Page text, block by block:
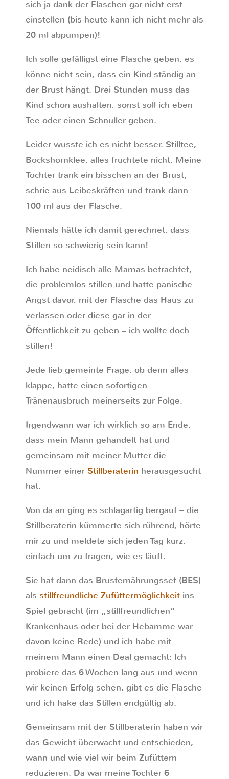
sich ja dank der Flaschen gar nicht erst
einstellen (bis heute kann ich nicht mehr als
20 ml abpumpen)!
Ich solle gefälligst eine Flasche geben, es
könne nicht sein, dass ein Kind ständig an
der Brust hängt. Drei Stunden muss das
Kind schon aushalten, sonst soll ich eben
Tee oder einen Schnuller geben.
Leider wusste ich es nicht besser. Stilltee,
Bockshornklee, alles fruchtete nicht. Meine
Tochter trank ein bisschen an der Brust,
schrie aus Leibeskräften und trank dann
100 ml aus der Flasche.
Niemals hätte ich damit gerechnet, dass
Stillen so schwierig sein kann!
Ich habe neidisch alle Mamas betrachtet,
die problemlos stillen und hatte panische
Angst davor, mit der Flasche das Haus zu
verlassen oder diese gar in der
Öffentlichkeit zu geben – ich wollte doch
stillen!
Jede lieb gemeinte Frage, ob denn alles
klappe, hatte einen sofortigen
Tränenausbruch meinerseits zur Folge.
Irgendwann war ich wirklich so am Ende,
dass mein Mann gehandelt hat und
gemeinsam mit meiner Mutter die
Nummer einer Stillberaterin herausgesucht
hat.
Von da an ging es schlagartig bergauf – die
Stillberaterin kümmerte sich rührend, hörte
mir zu und meldete sich jeden Tag kurz,
einfach um zu fragen, wie es läuft.
Sie hat dann das Brusternährungsset (BES)
als stillfreundliche Zufüttermöglichkeit ins
Spiel gebracht (im „stillfreundlichen“
Krankenhaus oder bei der Hebamme war
davon keine Rede) und ich habe mit
meinem Mann einen Deal gemacht: Ich
probiere das 6 Wochen lang aus und wenn
wir keinen Erfolg sehen, gibt es die Flasche
und ich hake das Stillen endgültig ab.
Gemeinsam mit der Stillberaterin haben wir
das Gewicht überwacht und entschieden,
wann und wie viel wir beim Zufüttern
reduzieren. Da war meine Tochter 6